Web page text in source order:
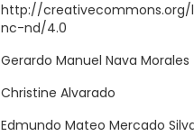
http://
nc-nd/4.0
Gerardo Manuel Nava Morales
Christine Alvarado
Edmundo Mateo Mercado